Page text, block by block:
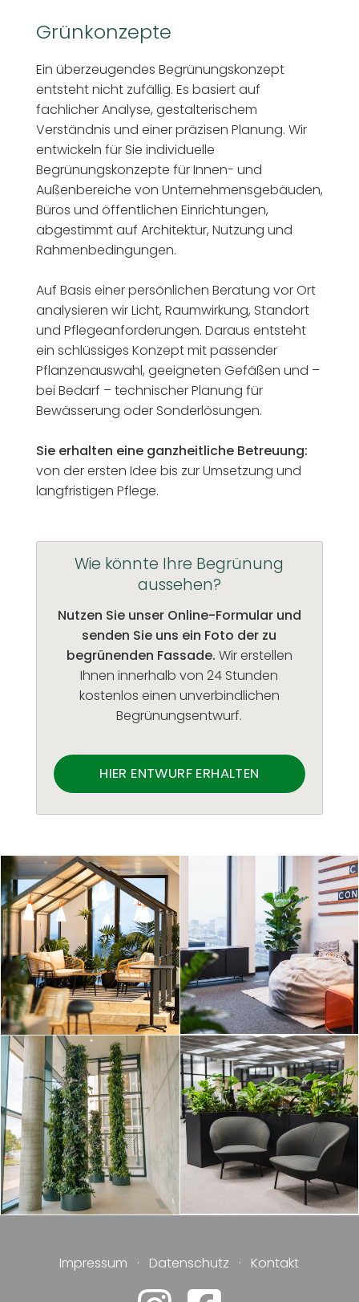
Grünkonzepte
Ein überzeugendes Begrünungskonzept
entsteht nicht zufällig. Es basiert auf
fachlicher Analyse, gestalterischem
Verständnis und einer präzisen Planung. Wir
entwickeln für Sie individuelle
Begrünungskonzepte für Innen- und
Außenbereiche von Unternehmensgebäuden,
Büros und öffentlichen Einrichtungen,
abgestimmt auf Architektur, Nutzung und
Rahmenbedingungen.
Auf Basis einer persönlichen Beratung vor Ort
analysieren wir Licht, Raumwirkung, Standort
und Pflegeanforderungen. Daraus entsteht
ein schlüssiges Konzept mit passender
Pflanzenauswahl, geeigneten Gefäßen und –
bei Bedarf – technischer Planung für
Bewässerung oder Sonderlösungen.
Sie erhalten eine ganzheitliche Betreuung:
von der ersten Idee bis zur Umsetzung und
langfristigen Pflege.
Wie könnte Ihre Begrünung
aussehen?
Nutzen Sie unser Online-Formular und
senden Sie uns ein Foto der zu
begrünenden Fassade. Wir erstellen
Ihnen innerhalb von 24 Stunden
kostenlos einen unverbindlichen
Begrünungsentwurf.
HIER ENTWURF ERHALTEN
Impressum · Datenschutz · Kontakt